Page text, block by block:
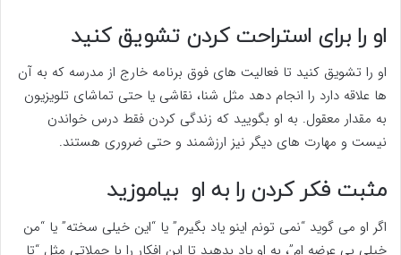
او را برای استراحت کردن تشویق کنید
او را تشویق کنید تا فعالیت های فوق برنامه خارج از مدرسه که به آن
ها علاقه دارد را انجام دهد مثل شنا، نقاشی یا حتی تماشای تلویزیون
به مقدار معقول. به او بگویید که زندگی کردن فقط درس خواندن
نیست و مهارت های دیگر نیز ارزشمند و حتی ضروری هستند.
مثبت فکر کردن را به او بیاموزید
اگر او می گوید “نمی تونم اینو یاد بگیرم” یا “این خیلی سخته” یا “من
خیلی بی عرضه ام”، به او یاد بدهید تا این افکار را با جملاتی مثل “تا